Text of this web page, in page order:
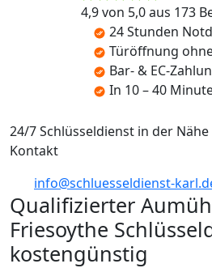
4,9 von 5,0 aus 173
24 Stunden
Türöffnung
Bar- & EC-
In 10 – 40
24/7 Schlüsseldienst in der Nähe
Kontakt
info@schluesseldienst-
Qualifizierter
Friesoythe
kostengünstig